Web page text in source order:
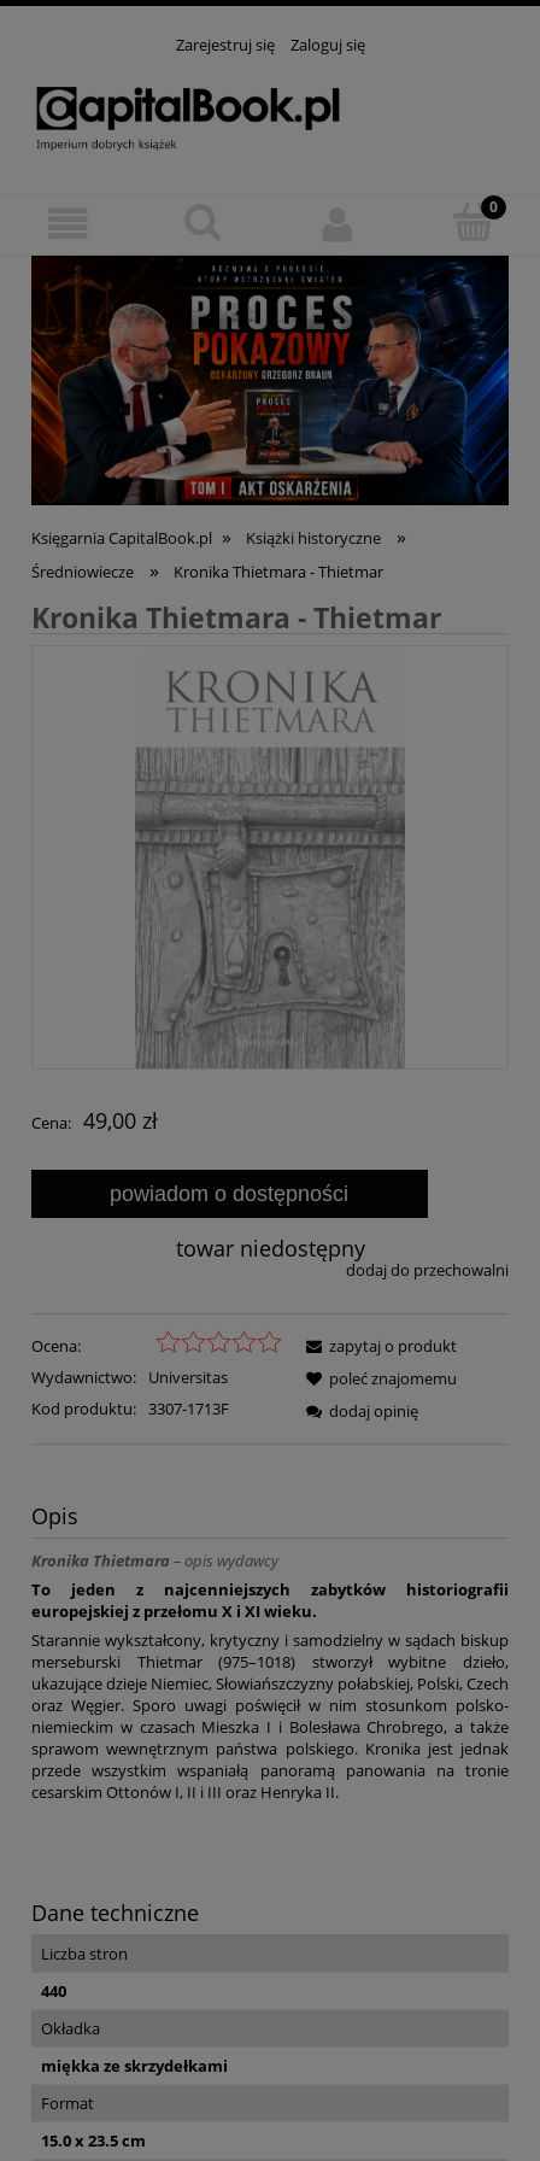
Zarejestruj się Zaloguj się
Księgarnia CapitalBook.pl » Książki historyczne »
Średniowiecze » Kronika Thietmara - Thietmar
Kronika Thietmara - Thietmar
Cena: 49,00 zł
powiadom o dostępności
towar niedostępny
dodaj do przechowalni
Ocena:
Wydawnictwo:
Universitas
Kod produktu: 3307-1713F
zapytaj o produkt
poleć znajomemu
dodaj opinię
Opis
Kronika Thietmara– opis wydawcy
To jeden z najcenniejszych zabytków historiografii
europejskiej z przełomu X i XI wieku.
Starannie wykształcony, krytyczny i samodzielny w sądach biskup
merseburski Thietmar (975–1018) stworzył wybitne dzieło,
ukazujące dzieje Niemiec, Słowiańszczyzny połabskiej, Polski, Czech
oraz Węgier. Sporo uwagi poświęcił w nim stosunkom polsko-
niemieckim w czasach Mieszka I i Bolesława Chrobrego, a także
sprawom wewnętrznym państwa polskiego. Kronika jest jednak
przede wszystkim wspaniałą panoramą panowania na tronie
cesarskim Ottonów I, II i III oraz Henryka II.
Dane techniczne
Liczba stron
440
Okładka
miękka ze skrzydełkami
Format
15.0 x 23.5 cm